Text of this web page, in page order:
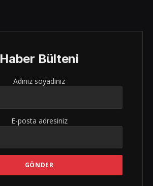
Haber Bülteni
Adınız soyadınız
E-posta adresiniz